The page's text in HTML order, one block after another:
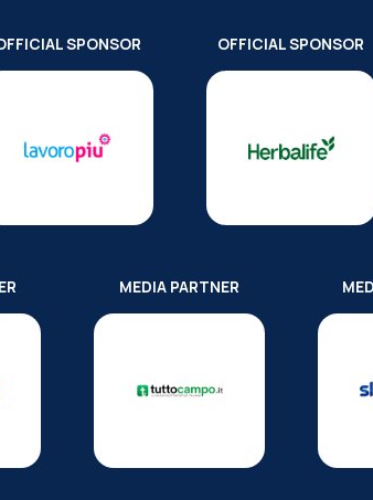
SPONSOR OFFICIAL SPONSOR
MEDIA PARTNER